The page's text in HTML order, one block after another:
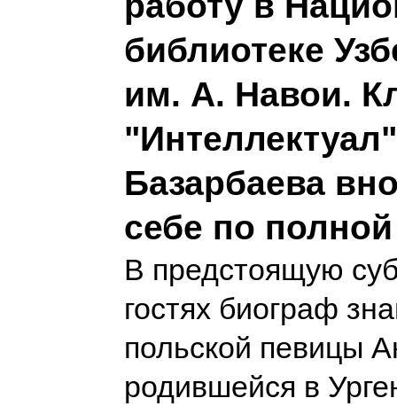
библиотеке
им. А. Навои.
Базарбаева
себе по
В предстоящую
гостях биограф
польской певицы
родившейся в